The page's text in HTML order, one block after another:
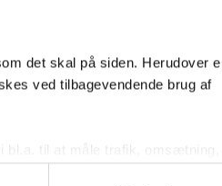
det skal på siden. Herudover
ved tilbagevendende brug af
kvm
Fragt
Fri fragt